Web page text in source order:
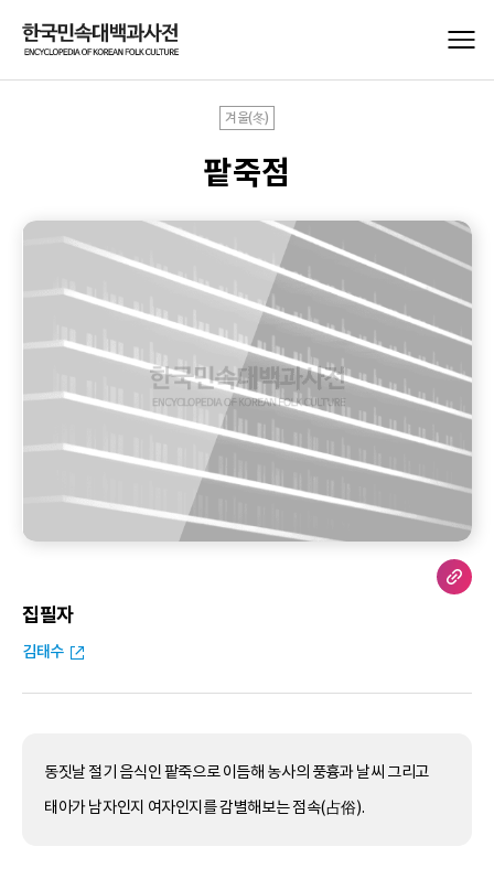
겨울(冬)
팥죽점
집필자
김태수
동짓날 절기 음식인 팥죽으로 이듬해 농사의 풍흉과 날씨 그리고
태아가 남자인지 여자인지를 감별해보는 점속(占俗).